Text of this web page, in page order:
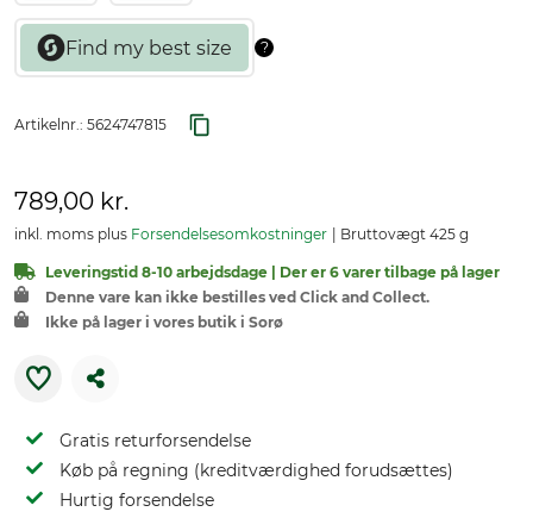
Artikelnr.: 5624747815
789,00 kr.
inkl. moms plus Forsendelsesomkostninger Bruttovægt 425 g
Leveringstid 8-10 arbejdsdage | Der er 6 varer tilbage på lager
Denne vare kan ikke bestilles ved Click and Collect.
Ikke på lager i vores butik i Sorø
Gratis returforsendelse
Køb på regning (kreditværdighed forudsættes)
Hurtig forsendelse